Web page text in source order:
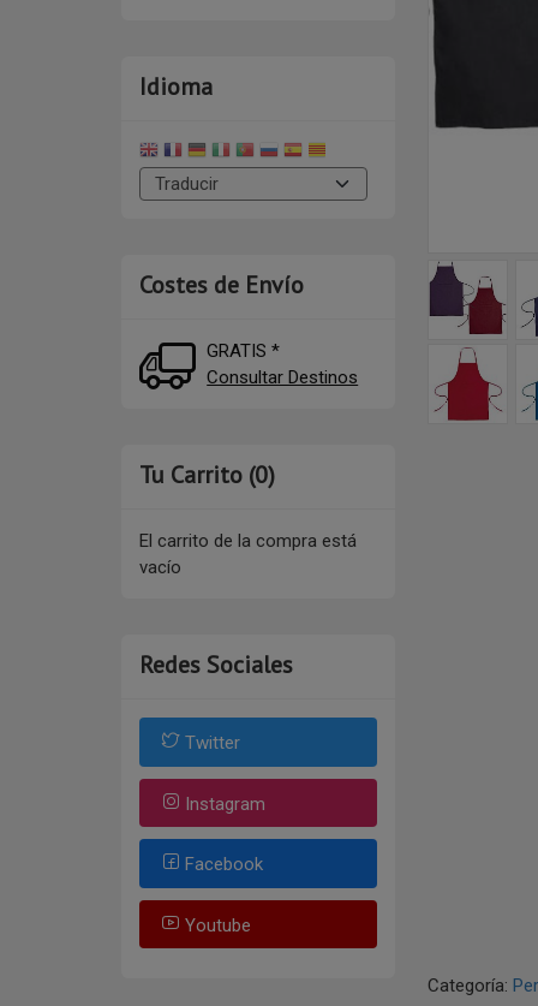
Idioma
Costes de Envío
GRATIS *
Consultar Destinos
Tu Carrito (0)
El carrito de la compra está
vacío
Redes Sociales
Twitter
Instagram
Facebook
Youtube
Categoría: